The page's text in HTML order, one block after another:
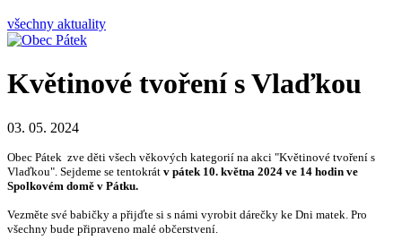
všechny aktuality
Květinové tvoření s Vlaďkou
03. 05. 2024
Obec Pátek zve děti všech věkových kategorií na akci "Květinové tvoření s
Vlaďkou". Sejdeme se tentokrát v pátek 10. května 2024 ve 14 hodin ve
Spolkovém domě v Pátku.
Vezměte své babičky a přijďte si s námi vyrobit dárečky ke Dni matek. Pro
všechny bude připraveno malé občerstvení.